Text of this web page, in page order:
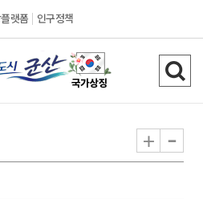
랫폼 인구정책
시
민
검
색
기
+ -